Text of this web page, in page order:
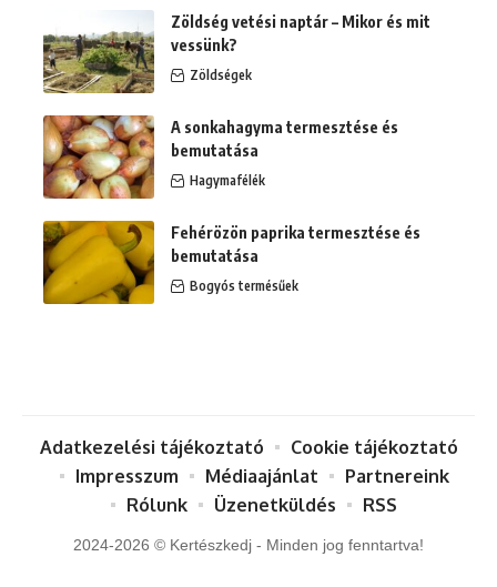
Zöldség vetési naptár – Mikor és mit
vessünk?
Zöldségek
A sonkahagyma termesztése és
bemutatása
Hagymafélék
Fehérözön paprika termesztése és
bemutatása
Bogyós termésűek
2024-2026 © Kertészkedj - Minden jog fenntartva!
Adatkezelési tájékoztató
Cookie tájékoztató
Impresszum
Médiaajánlat
Partnereink
Rólunk
Üzenetküldés RSS